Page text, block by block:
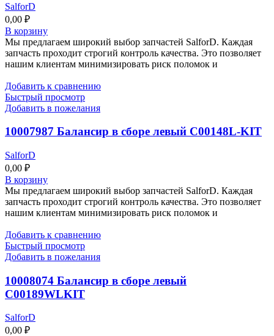
SalforD
0,00 ₽
В корзину
Мы предлагаем широкий выбор запчастей SalforD. Каждая
запчасть проходит строгий контроль качества. Это позволяет
нашим клиентам минимизировать риск поломок и
Добавить к сравнению
Быстрый просмотр
Добавить в пожелания
10007987 Балансир в сборе левый C00148L-KIT
SalforD
0,00 ₽
В корзину
Мы предлагаем широкий выбор запчастей SalforD. Каждая
запчасть проходит строгий контроль качества. Это позволяет
нашим клиентам минимизировать риск поломок и
Добавить к сравнению
Быстрый просмотр
Добавить в пожелания
10008074 Балансир в сборе левый
C00189WLKIT
SalforD
0,00 ₽